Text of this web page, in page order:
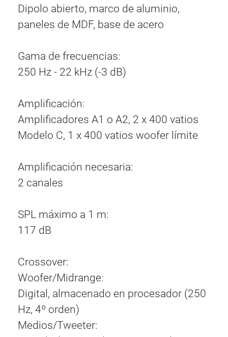
Dipolo abierto, marco de aluminio,
paneles de MDF, base de acero
Gama de frecuencias:
250 Hz - 22 kHz (-3 dB)
Amplificación:
Amplificadores A1 o A2, 2 x 400 vatios
Modelo C, 1 x 400 vatios woofer límite
Amplificación necesaria:
2 canales
SPL máximo a 1 m:
117 dB
Crossover:
Woofer/Midrange:
Digital, almacenado en procesador (250
Hz, 4º orden)
Medios/Tweeter: